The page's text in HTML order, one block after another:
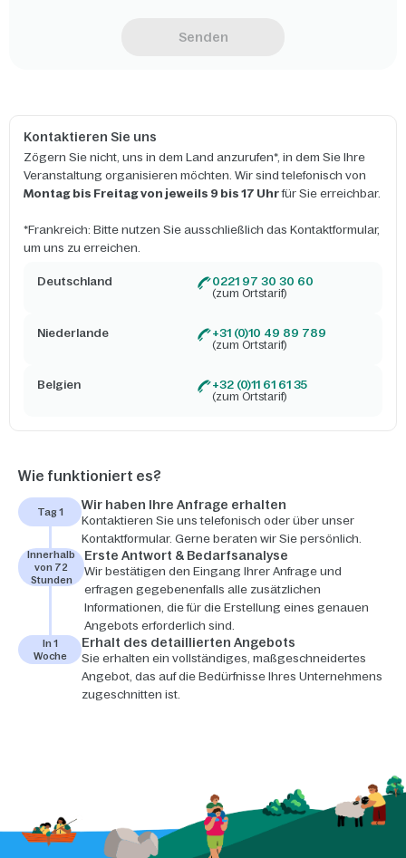
Senden
Kontaktieren Sie uns
Zögern Sie nicht, uns in dem Land anzurufen*, in dem Sie Ihre
Veranstaltung organisieren möchten. Wir sind telefonisch von
Montag bis Freitag von jeweils 9 bis 17 Uhrfür Sie erreichbar.
*Frankreich: Bitte nutzen Sie ausschließlich das Kontaktformular,
um uns zu erreichen.
Deutschland 0221 97 30 30 60
(zum Ortstarif)
Niederlande +31 (0)10 49 89 789
(zum Ortstarif)
Belgien +32 (0)11 61 61 35
(zum Ortstarif)
Wie funktioniert es?
Tag 1 Wir haben Ihre Anfrage erhalten
Kontaktieren Sie uns telefonisch oder über unser
Kontaktformular. Gerne beraten wir Sie persönlich.
Innerhalb
von 72
Stunden
Erste Antwort & Bedarfsanalyse
Wir bestätigen den Eingang Ihrer Anfrage und
erfragen gegebenenfalls alle zusätzlichen
Informationen, die für die Erstellung eines genauen
Angebots erforderlich sind.
In 1
Woche
Erhalt des detaillierten Angebots
Sie erhalten ein vollständiges, maßgeschneidertes
Angebot, das auf die Bedürfnisse Ihres Unternehmens
zugeschnitten ist.